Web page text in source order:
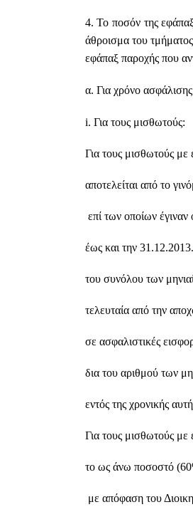
4. Το ποσόν της
άθροισμα του
εφάπαξ παροχής που
α. Για χρόνο
i. Για τους μισθωτούς:
Για τους μισθωτούς
αποτελείται από το
επί των οποίων
έως και την
του συνόλου των
τελευταία από την
σε ασφαλιστικές
δια του αριθμού των
εντός της χρονικής
Για τους μισθωτούς
το ως άνω ποσοστό
με απόφαση του